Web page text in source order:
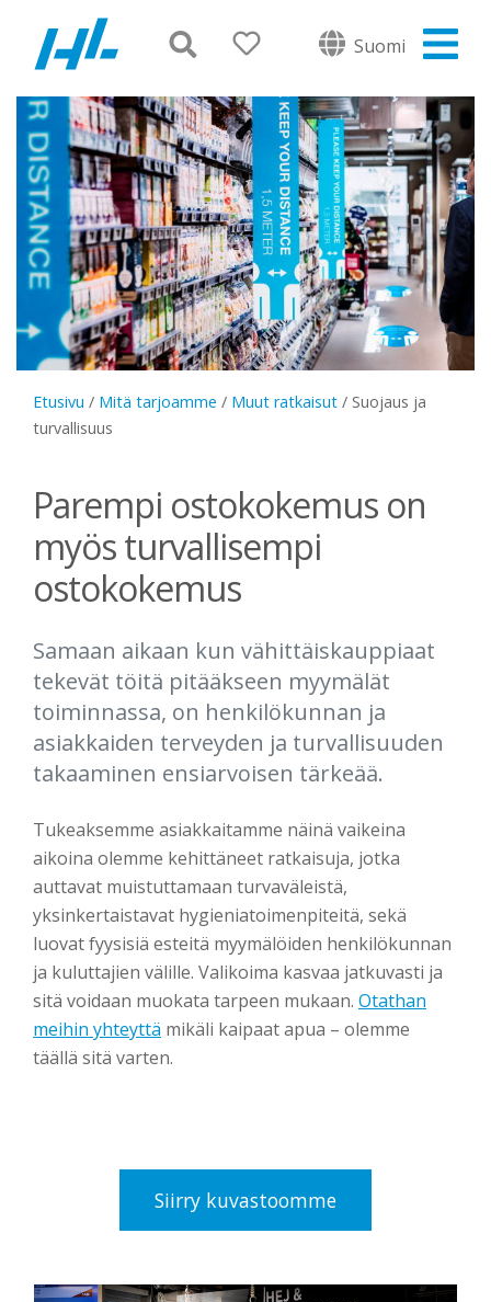
Suomi
Etusivu / Mitä tarjoamme / Muut ratkaisut / Suojaus ja
turvallisuus
Parempi ostokokemus on
myös turvallisempi
ostokokemus
Samaan aikaan kun vähittäiskauppiaat
tekevät töitä pitääkseen myymälät
toiminnassa, on henkilökunnan ja
asiakkaiden terveyden ja turvallisuuden
takaaminen ensiarvoisen tärkeää.
Tukeaksemme asiakkaitamme näinä vaikeina
aikoina olemme kehittäneet ratkaisuja, jotka
auttavat muistuttamaan turvaväleistä,
yksinkertaistavat hygieniatoimenpiteitä, sekä
luovat fyysisiä esteitä myymälöiden henkilökunnan
ja kuluttajien välille. Valikoima kasvaa jatkuvasti ja
sitä voidaan muokata tarpeen mukaan. Otathan
meihin yhteyttä mikäli kaipaat apua – olemme
täällä sitä varten.
Siirry kuvastoomme